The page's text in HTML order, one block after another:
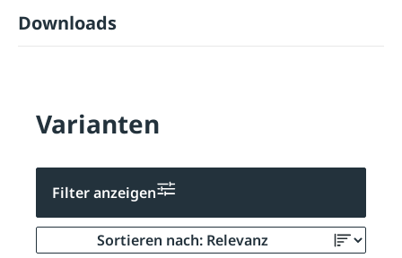
Downloads
Varianten
Filter anzeigen